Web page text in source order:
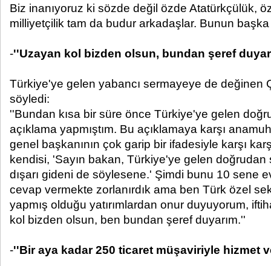
Biz inanıyoruz ki sözde değil özde Atatürkçülük,
milliyetçilik tam da budur arkadaşlar. Bunun
-''Uzayan kol bizden olsun, bundan şeref
Türkiye'ye gelen yabancı sermayeye de değinen
söyledi:
''Bundan kısa bir süre önce Türkiye'ye gelen
açıklama yapmıştım. Bu açıklamaya karşı
genel başkanının çok garip bir ifadesiyle karşı
kendisi, 'Sayın bakan, Türkiye'ye gelen
dışarı gideni de söylesene.' Şimdi bunu 10 sene
cevap vermekte zorlanırdık ama ben Türk özel
yapmış olduğu yatırımlardan onur duyuyorum,
kol bizden olsun, ben bundan şeref duyarım.''
-''Bir aya kadar 250 ticaret müşaviriyle hizmet